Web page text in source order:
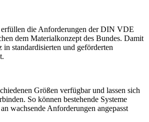
die Anforderungen der DIN VDE
dem Materialkonzept des Bundes. Damit
in standardisierten und geförderten
Größen verfügbar und lassen sich
So können bestehende Systeme
wachsende Anforderungen angepasst